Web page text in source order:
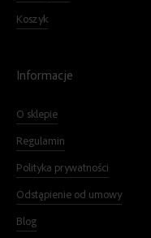
Koszyk
Informacje
O sklepie
Regulamin
Polityka prywatności
Odstąpienie od umowy
Blog